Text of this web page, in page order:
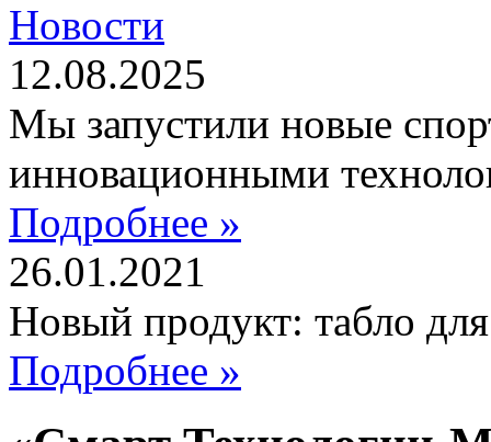
Новости
12.08.2025
Мы запустили новые
инновационными
Подробнее »
26.01.2021
Новый продукт: табло
Подробнее »